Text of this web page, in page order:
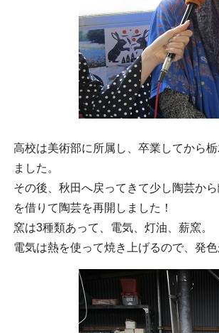
高校は美術部に所属し、卒業してから
ました。
その後、秋田へ戻ってきて少し陶芸か
を借りて陶芸を再開しました！
窯は3種類あって、電気、灯油、薪窯。
電気は熱を使って焼き上げるので、発